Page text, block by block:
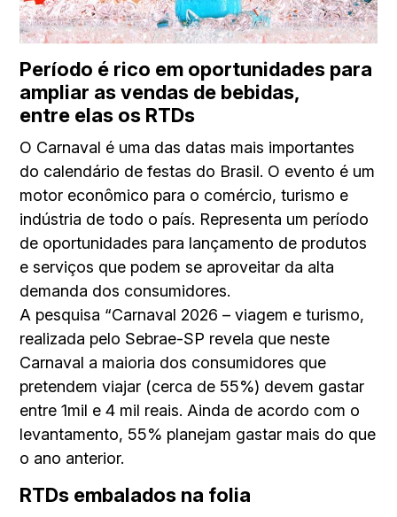
Período é rico em oportunidades para
ampliar as vendas de bebidas,
entre elas os RTDs
O Carnaval é uma das datas mais importantes
do calendário de festas do Brasil. O evento é um
motor econômico para o comércio, turismo e
indústria de todo o país. Representa um período
de oportunidades para lançamento de produtos
e serviços que podem se aproveitar da alta
demanda dos consumidores.
A pesquisa “Carnaval 2026 – viagem e turismo,
realizada pelo Sebrae-SP revela que neste
Carnaval a maioria dos consumidores que
pretendem viajar (cerca de 55%) devem gastar
entre 1mil e 4 mil reais. Ainda de acordo com o
levantamento, 55% planejam gastar mais do que
o ano anterior.
RTDs embalados na folia